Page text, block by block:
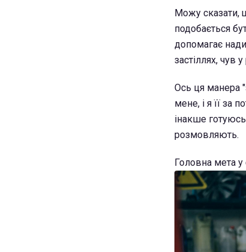
Можу сказати,
подобається
допомагає
застіллях, чув
Ось ця манера
мене, і я її за
інакше
розмовляють.
Головна мета